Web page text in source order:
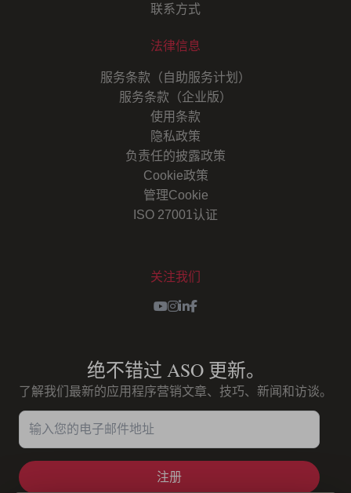
联系方式
法律信息
服务条款（自助服务计划）
服务条款（企业版）
使用条款
隐私政策
负责任的披露政策
Cookie政策
管理Cookie
ISO 27001认证
关注我们
Youtube
Instagram
LinkedIn
Facebook
绝不错过 ASO 更新。
了解我们最新的应用程序营销文章、技巧、新闻和访谈。
输入您的电子邮件地址